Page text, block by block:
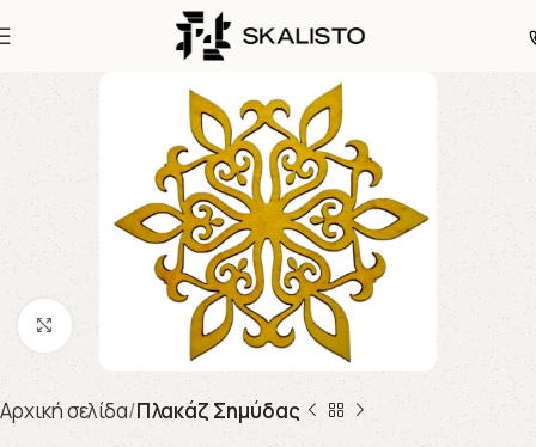
Click to enlarge
Αρχική σελίδα Πλακάζ Σημύδας